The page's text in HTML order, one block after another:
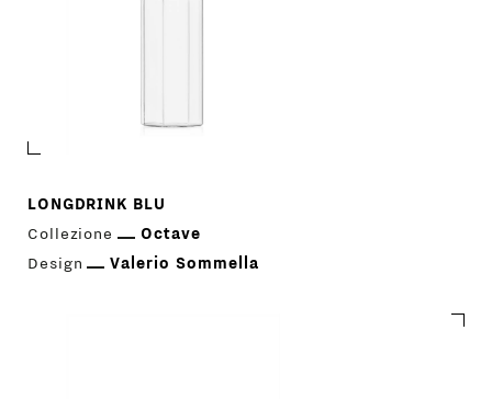
LONGDRINK BLU
Collezione
Octave
Design
Valerio Sommella